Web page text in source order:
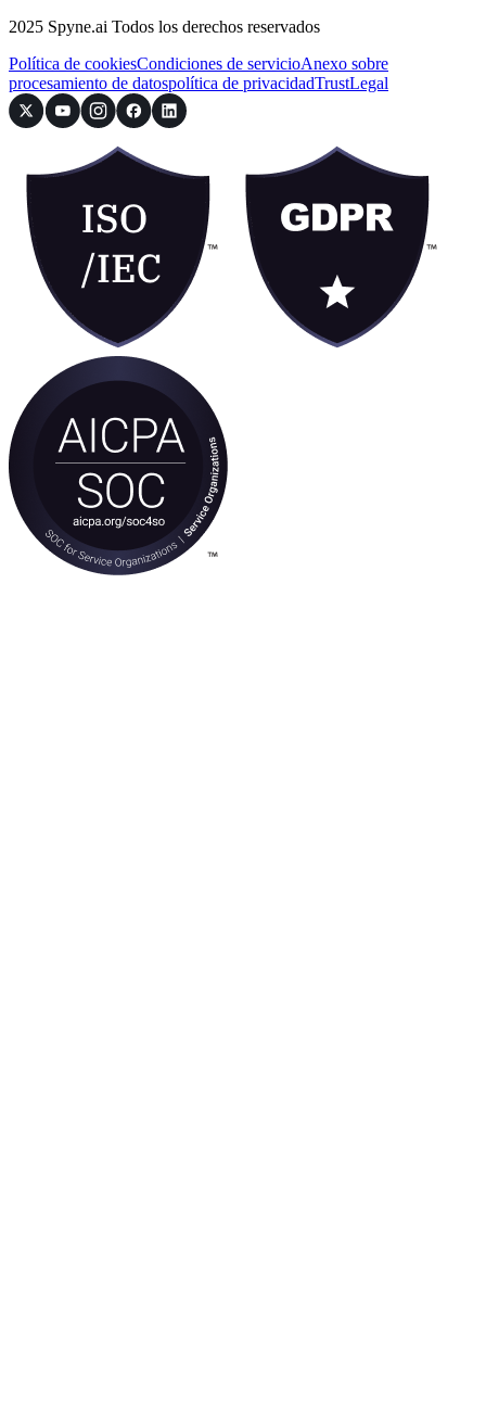
2025 Spyne.ai Todos los derechos reservados
Política de cookiesCondiciones de servicioAnexo sobre
procesamiento de datospolítica de privacidadTrustLegal